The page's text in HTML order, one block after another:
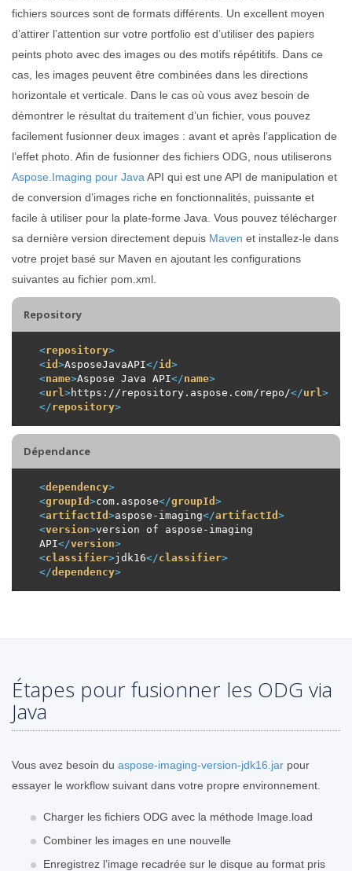
fichiers sources sont de formats différents. Un excellent moyen
d’attirer l’attention sur votre portfolio est d’utiliser des papiers
peints photo avec des images ou des motifs répétitifs. Dans ce
cas, les images peuvent être combinées dans les directions
horizontale et verticale. Dans le cas où vous avez besoin de
démontrer le résultat du traitement d’un fichier, vous pouvez
facilement fusionner deux images : avant et après l’application de
l’effet photo. Afin de fusionner des fichiers ODG, nous utiliserons
Aspose.Imaging pour Java API qui est une API de manipulation et
de conversion d’images riche en fonctionnalités, puissante et
facile à utiliser pour la plate-forme Java. Vous pouvez télécharger
sa dernière version directement depuis Maven et installez-le dans
votre projet basé sur Maven en ajoutant les configurations
suivantes au fichier pom.xml.
Repository
<repository>
<id >AsposeJavaAPI</id >
<name>Aspose Java API</name>
<url >https://repository.aspose.com/repo/</url >
</repository>
Dépendance
<dependency>
<groupId >com.aspose</groupId >
<artifactId >aspose-imaging</artifactId >
<version>version of aspose-imaging
API</version>
<classifier>jdk16</classifier>
</dependency>
Étapes pour fusionner les ODG via
Java
Vous avez besoin du aspose-imaging-version-jdk16.jar pour
essayer le workflow suivant dans votre propre environnement.
Charger les fichiers ODG avec la méthode Image.load
Combiner les images en une nouvelle
Enregistrez l’image recadrée sur le disque au format pris